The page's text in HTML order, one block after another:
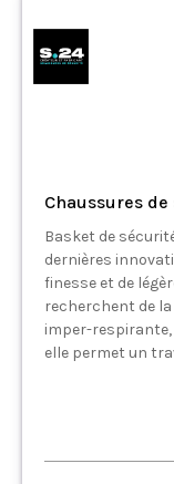
Chaussures de
Basket de
dernières
finesse et de
recherchent de
imper-
elle permet un